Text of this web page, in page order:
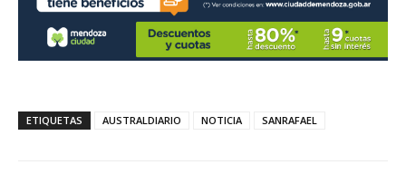
ETIQUETAS AUSTRALDIARIO NOTICIA SANRAFAEL